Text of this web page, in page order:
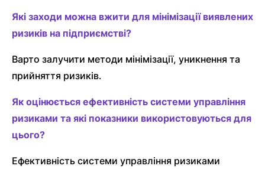
Які заходи можна вжити для мінімізації виявлених
ризиків на підприємстві?
Варто залучити методи мінімізації, уникнення та
прийняття ризиків.
Як оцінюється ефективність системи управління
ризиками та які показники використовуються для
цього?
Ефективність системи управління ризиками